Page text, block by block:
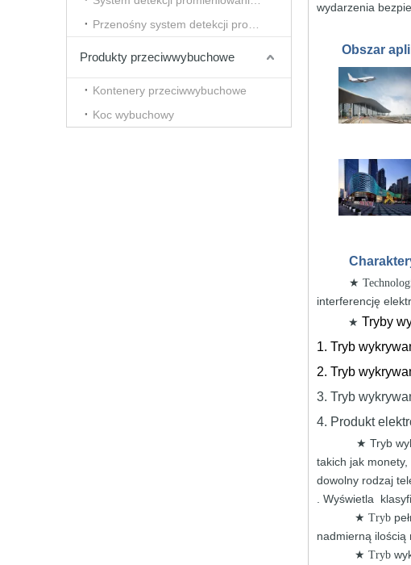
Produkty przeciwwybuchowe
Kontenery przeciwwybuchowe
Koc wybuchowy
wydarzenia
Obszar
★
interferencję
★ Tryby
1. Tryb
2. Tryb
3. Tryb
4. Produkt
★Tryb
takich jak monety,
dowolny rodzaj
Wyświetla
★ Tryb
nadmierną ilością
★ Tryb